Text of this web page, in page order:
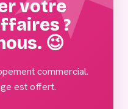
votre
?
😉
commercial.
est offert.